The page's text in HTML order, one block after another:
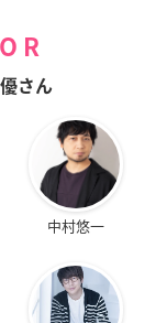
さん
中村悠一